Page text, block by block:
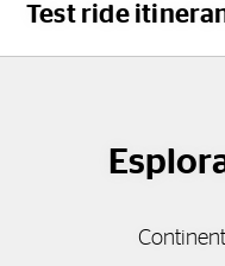
Test ride